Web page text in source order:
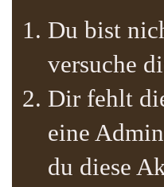
Du bist
versuche
Dir fehlt
eine
du diese